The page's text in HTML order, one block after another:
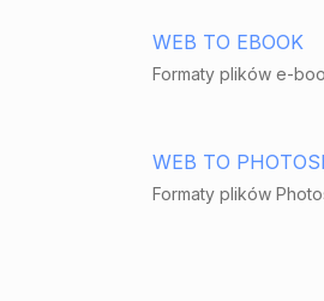
WEB TO EBOOK
Formaty plików e-
WEB TO
Formaty plików